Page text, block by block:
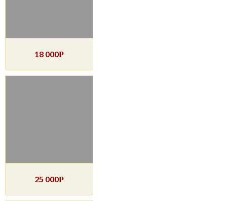
18 000Р
25 000Р